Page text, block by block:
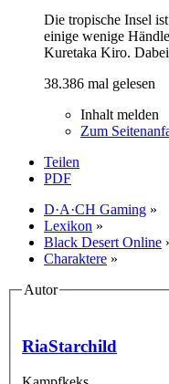
Die tropische Insel
einige wenige
Kuretaka Kiro.
38.386 mal gelesen
Inhalt melden
Zum
Teilen
PDF
D·A·CH Gaming »
Lexikon »
Black Desert Online
Charaktere »
Autor
RiaStarchild